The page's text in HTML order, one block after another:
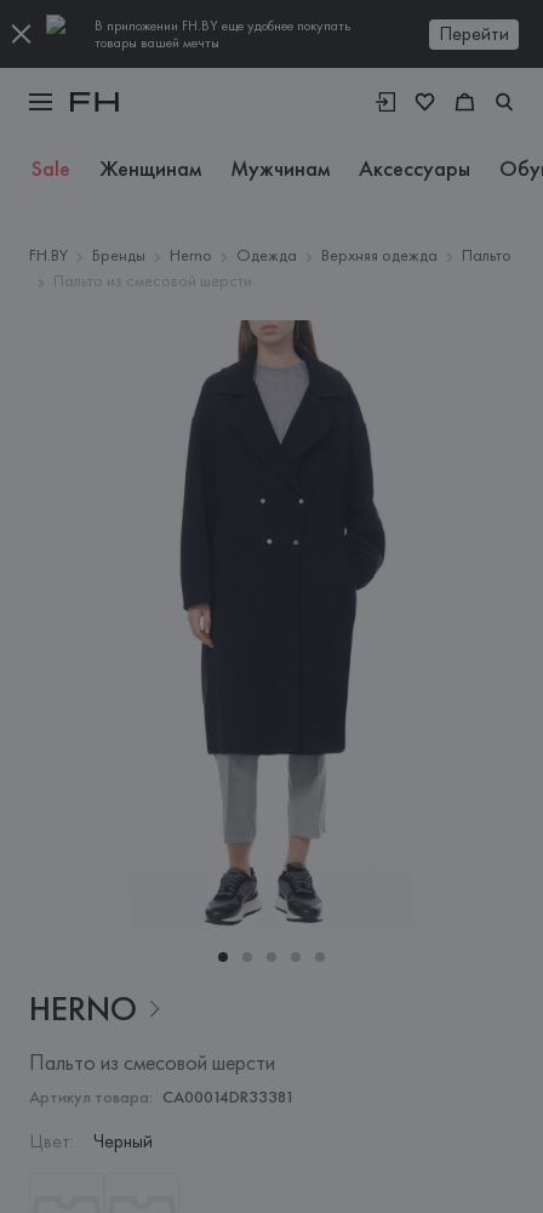
В приложении FH.BY еще удобнее покупать
товары вашей мечты
Перейти
Sale Женщинам Мужчинам Аксессуары
FH.BY Бренды Herno Одежда Верхняя одежда
Пальто
Пальто из смесовой шерсти
HERNO
Пальто из смесовой шерсти
Артикул товара: CA00014DR33381
Цвет: Черный